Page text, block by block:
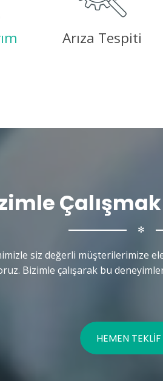
Arıza Tespiti
✻
siz değerli müşterilerimize
Bizimle çalışarak bu
HEMEN